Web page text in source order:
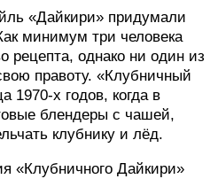
«Дайкири» придумали
минимум три человека
рецепта, однако ни один из
правоту. «Клубничный
1970-х годов, когда в
блендеры с чашей,
клубнику и лёд.
«Клубничного Дайкири»